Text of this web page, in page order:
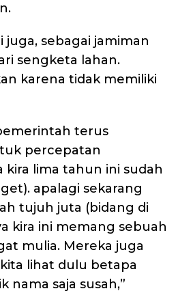
sebagai jamiman
sengketa lahan.
karena tidak memiliki
terus
percepatan
kira lima tahun ini sudah
apalagi sekarang
tujuh juta (bidang di
kira ini memang sebuah
mulia. Mereka juga
lihat dulu betapa
nama saja susah,”